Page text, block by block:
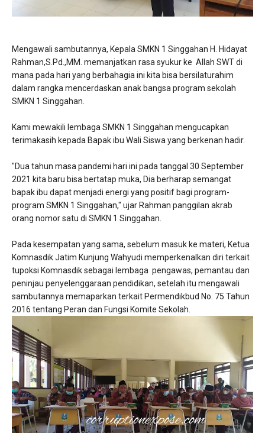
Mengawali sambutannya, Kepala SMKN 1 Singgahan H. Hidayat
Rahman,S.Pd.,MM. memanjatkan rasa syukur ke Allah SWT di
mana pada hari yang berbahagia ini kita bisa bersilaturahim
dalam rangka mencerdaskan anak bangsa program sekolah
SMKN 1 Singgahan.
Kami mewakili lembaga SMKN 1 Singgahan mengucapkan
terimakasih kepada Bapak ibu Wali Siswa yang berkenan hadir.
"Dua tahun masa pandemi hari ini pada tanggal 30 September
2021 kita baru bisa bertatap muka, Dia berharap semangat
bapak ibu dapat menjadi energi yang positif bagi program-
program SMKN 1 Singgahan," ujar Rahman panggilan akrab
orang nomor satu di SMKN 1 Singgahan.
Pada kesempatan yang sama, sebelum masuk ke materi, Ketua
Komnasdik Jatim Kunjung Wahyudi memperkenalkan diri terkait
tupoksi Komnasdik sebagai lembaga pengawas, pemantau dan
peninjau penyelenggaraan pendidikan, setelah itu mengawali
sambutannya memaparkan terkait Permendikbud No. 75 Tahun
2016 tentang Peran dan Fungsi Komite Sekolah.